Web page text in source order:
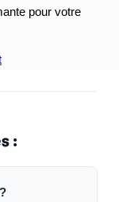
pour votre
: